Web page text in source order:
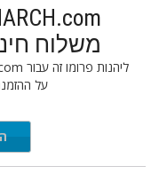
משלוח חינם
על ההזמנה שלך